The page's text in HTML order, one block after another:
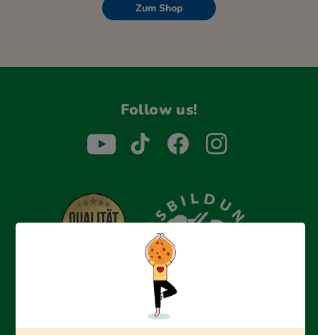
Zum Shop
Follow us!
Erfolgreich bewerben mit Ausbildungspark: Wir
begleiten dich Schritt für Schritt bei deinem Start in den